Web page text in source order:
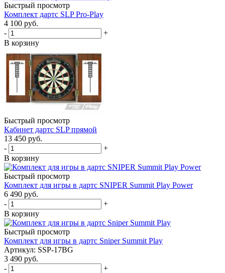
Быстрый просмотр
Комплект дартс SLP Pro-Play
4 100 руб.
-
+
В корзину
Быстрый просмотр
Кабинет дартс SLP прямой
13 450 руб.
-
+
В корзину
Быстрый просмотр
Комплект для игры в дартс SNIPER Summit Play Power
6 490 руб.
-
+
В корзину
Быстрый просмотр
Комплект для игры в дартс Sniper Summit Play
Артикул: SSP-17BG
3 490 руб.
-
+